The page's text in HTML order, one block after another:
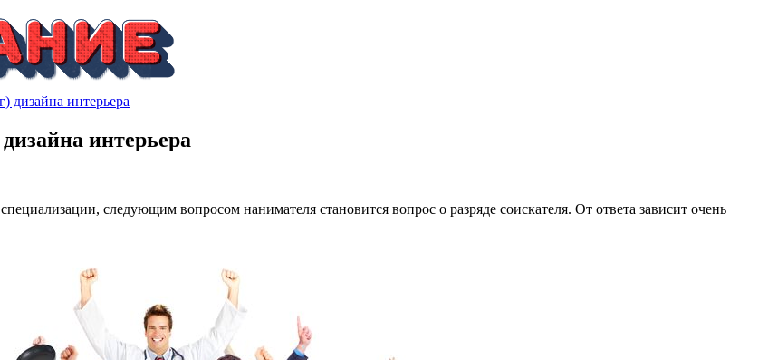
дизайна интерьера
интерьера
следующим вопросом нанимателя становится вопрос о разряде соискателя. От ответа зависит очень